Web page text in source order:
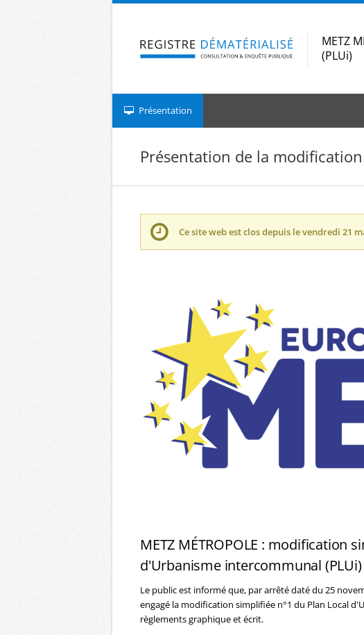
Aller au contenu
METZ
(PLUi)
Présentation
Présentation de la
Ce site web est clos depuis levendredi 21
METZ MÉTROPOLE : modification
d'Urbanisme intercommunal (PLUi)
Le public est informé que, par arrêté daté du 25
engagé la modification simplifiée n°1 du Plan Local
règlements graphique et écrit.